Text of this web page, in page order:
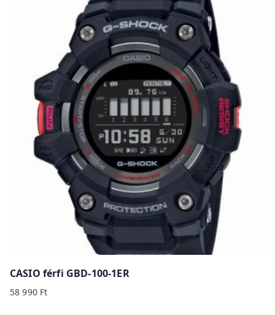
CASIO férfi GBD-100-1ER
58 990 Ft